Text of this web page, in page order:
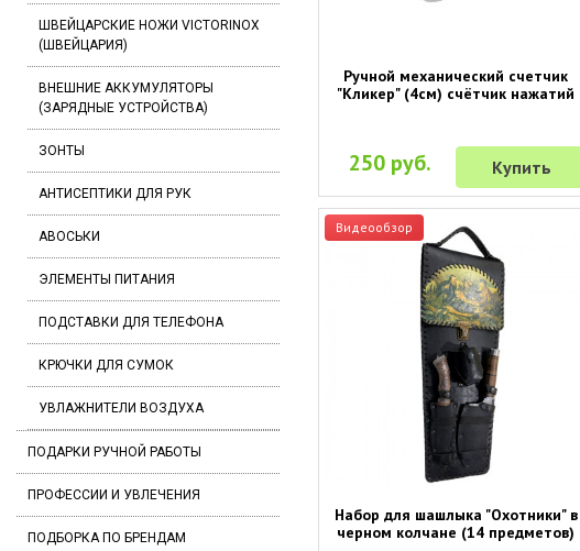
ШВЕЙЦАРСКИЕ НОЖИ VICTORINOX
(ШВЕЙЦАРИЯ)
ВНЕШНИЕ АККУМУЛЯТОРЫ
(ЗАРЯДНЫЕ УСТРОЙСТВА)
ЗОНТЫ
АНТИСЕПТИКИ ДЛЯ РУК
АВОСЬКИ
ЭЛЕМЕНТЫ ПИТАНИЯ
ПОДСТАВКИ ДЛЯ ТЕЛЕФОНА
КРЮЧКИ ДЛЯ СУМОК
УВЛАЖНИТЕЛИ ВОЗДУХА
ПОДАРКИ РУЧНОЙ РАБОТЫ
ПРОФЕССИИ И УВЛЕЧЕНИЯ
ПОДБОРКА ПО БРЕНДАМ
Ручной механический счетчик
"Кликер" (4см) счётчик нажатий
250 руб. Купить
Видеообзор
Набор для шашлыка "Охотники" в
черном колчане (14 предметов)